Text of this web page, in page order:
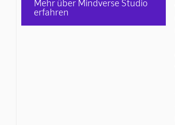
Mehr über Mindverse Studio
erfahren